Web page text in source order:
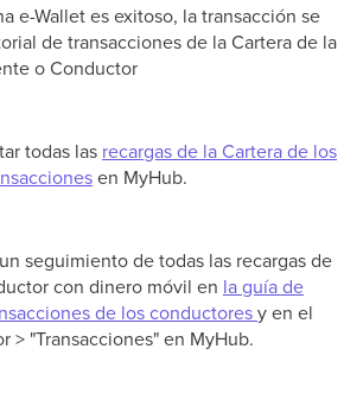
e-Wallet es exitoso, la transacción se
de transacciones de la Cartera de la
o Conductor
todas las recargas de la Cartera de los
en MyHub.
seguimiento de todas las recargas de
con dinero móvil en la guía de
de los conductoresy en el
> "Transacciones" en MyHub.